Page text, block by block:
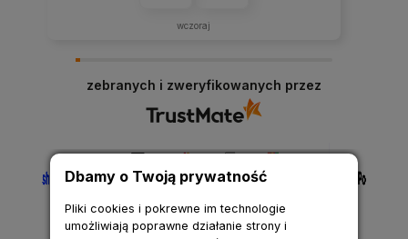
wczoraj
zebranych i zweryfikowanych przez
Dbamy o Twoją prywatność
Pliki cookies i pokrewne im technologie
umożliwiają poprawne działanie strony i